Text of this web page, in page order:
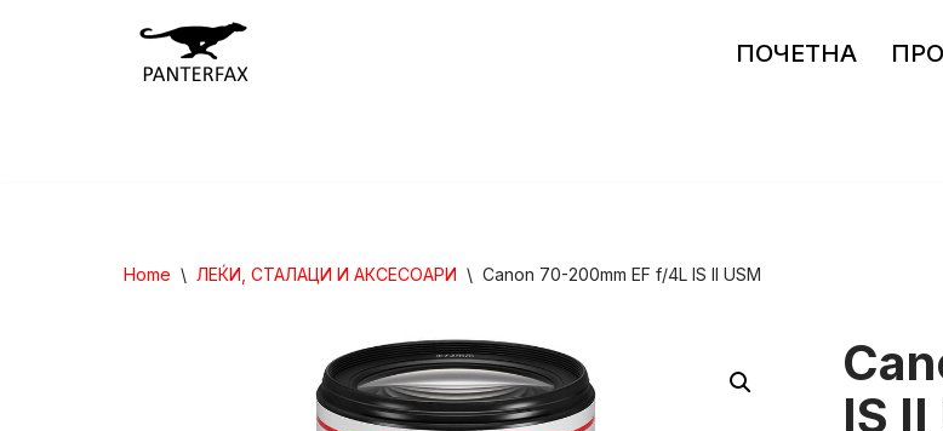
ПОЧЕТНА
Home \ ЛЕЌИ, СТАЛАЦИ И АКСЕСОАРИ \ Canon 70-200mm EF f/4L IS II USM
IS